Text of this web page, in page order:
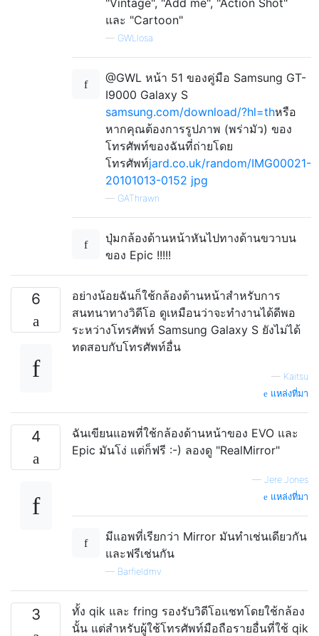
และ "Cartoon"
— GWLlosa
@GWL หน้า 51 ของคู่มือ Samsung GT-
I9000 Galaxy S
samsung.com/download/?hl=thหรือ
หากคุณต้องการรูปภาพ (พร่ามัว) ของ
โทรศัพท์ของฉันที่ถ่ายโดย
โทรศัพท์jard.co.uk/random/IMG00021-
20101013-0152 jpg
— GAThrawn
ปุ่มกล้องด้านหน้าหันไปทางด้านขวาบน
ของ Epic !!!!!
6
อย่างน้อยฉันก็ใช้กล้องด้านหน้าสำหรับการ
สนทนาทางวิดีโอ ดูเหมือนว่าจะทำงานได้ดีพอ
ระหว่างโทรศัพท์ Samsung Galaxy S ยังไม่ได้
ทดสอบกับโทรศัพท์อื่น
— Kaitsu
แหล่งที่มา
4
ฉันเขียนแอพที่ใช้กล้องด้านหน้าของ EVO และ
Epic มันโง่ แต่ก็ฟรี :-) ลองดู "RealMirror"
— Jere.Jones
แหล่งที่มา
มีแอพที่เรียกว่า Mirror มันทำเช่นเดียวกัน
และฟรีเช่นกัน
— Barfieldmv
3
ทั้ง qik และ fring รองรับวิดีโอแชทโดยใช้กล้อง
นั้น แต่สำหรับผู้ใช้โทรศัพท์มือถือรายอื่นที่ใช้ qik